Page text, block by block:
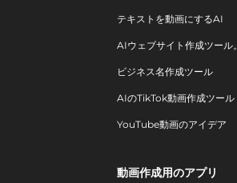
テキストを動画にするAI
AIウェブサイト作成ツール。
ビジネス名作成ツール
AIのTikTok動画作成ツール
YouTube動画のアイデア
動画作成用のアプリ